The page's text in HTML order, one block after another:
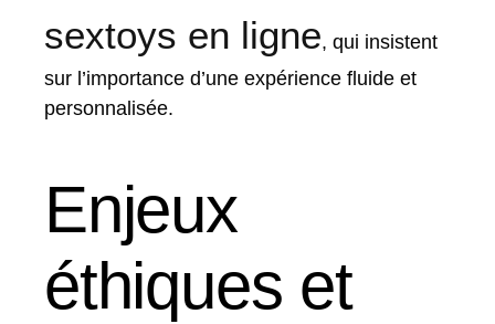
sextoys en ligne, qui insistent
sur l’importance d’une expérience fluide et
personnalisée.
Enjeux
éthiques et